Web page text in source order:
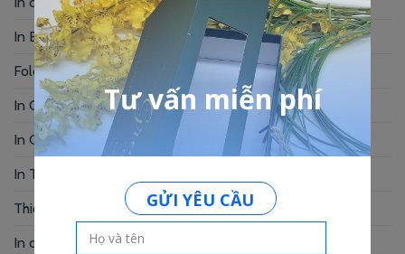
In Brochure Giá Rẻ – In Nhanh, Đẹp
Folder đựng tài liệu đẹp – Dấu ấn của bạn
In Card Visit Đẹp – Ấn Tượng Từ Cái Nhìn Đầu Tiên
In Giấy Tiêu Đề Giá Rẻ – Bí Quyết Bật mí
In Thẻ Treo Giá Rẻ – In Nhanh, Chất Lượng
Thiết Kế Voucher Giá Rẻ – Chuyên Nghiệp
In decal logo dán – Marketing hiệu quả